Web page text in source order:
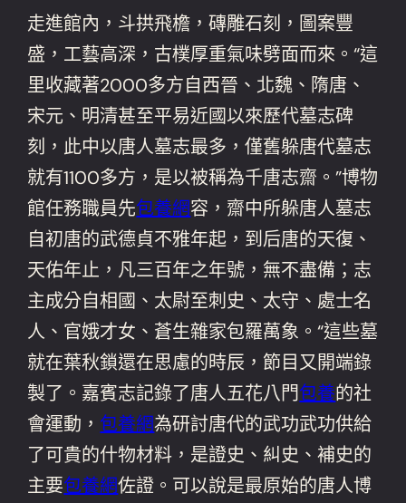
走進館內，斗拱飛檐，磚雕石刻，圖案豐
盛，工藝高深，古樸厚重氣味劈面而來。“這
里收藏著2000多方自西晉、北魏、隋唐、
宋元、明清甚至平易近國以來歷代墓志碑
刻，此中以唐人墓志最多，僅舊躲唐代墓志
就有1100多方，是以被稱為千唐志齋。”博物
館任務職員先包養網容，齋中所躲唐人墓志
自初唐的武德貞不雅年起，到后唐的天復、
天佑年止，凡三百年之年號，無不盡備；志
主成分自相國、太尉至刺史、太守、處士名
人、官娥才女、蒼生雜家包羅萬象。“這些墓
就在葉秋鎖還在思慮的時辰，節目又開端錄
製了。嘉賓志記錄了唐人五花八門包養的社
會運動， 包養網為研討唐代的武功武功供給
了可貴的什物材料，是證史、糾史、補史的
主要包養網佐證。可以說是最原始的唐人博